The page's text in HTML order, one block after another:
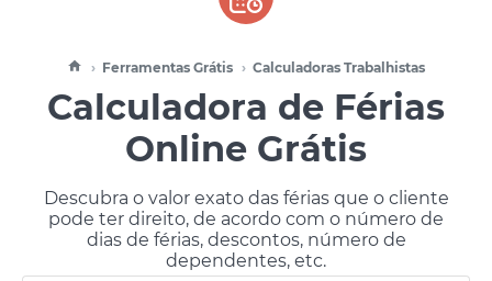
Ferramentas Grátis Calculadoras Trabalhistas
Calculadora de Férias
Online Grátis
Descubra o valor exato das férias que o cliente
pode ter direito, de acordo com o número de
dias de férias, descontos, número de
dependentes, etc.